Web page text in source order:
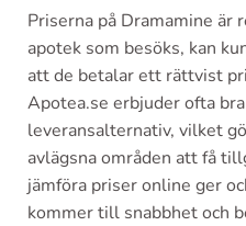
Priserna på Dramamine är
apotek som besöks, kan
att de betalar ett rättvist
Apotea.se erbjuder ofta
leveransalternativ, vilket
avlägsna områden att få
jämföra priser online ger
kommer till snabbhet och